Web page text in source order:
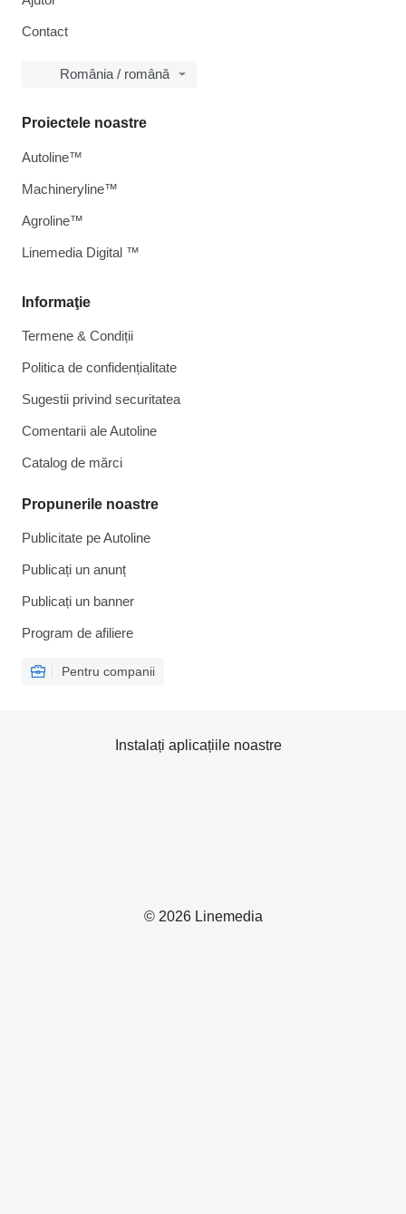
Contact
România / română
Informaţie
Termene & Condiții
Politica de confidențialitate
Sugestii privind securitatea
Comentarii ale Autoline
Catalog de mărcі
Propunerile noastre
Publicitate pe Autoline
Publicați un anunț
Publicați un banner
Program de afiliere
Pentru companii
Proiectele noastre
Autoline™
Machineryline™
Agroline™
Linemedia Digital ™
© 2026 Linemedia
Instalați aplicațiile noastre